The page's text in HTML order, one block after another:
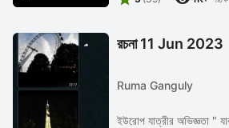
রচনা 11 Jun 2023
Ruma Ganguly
ইউরোপ যাত্রীর অভিজ্ঞতা "